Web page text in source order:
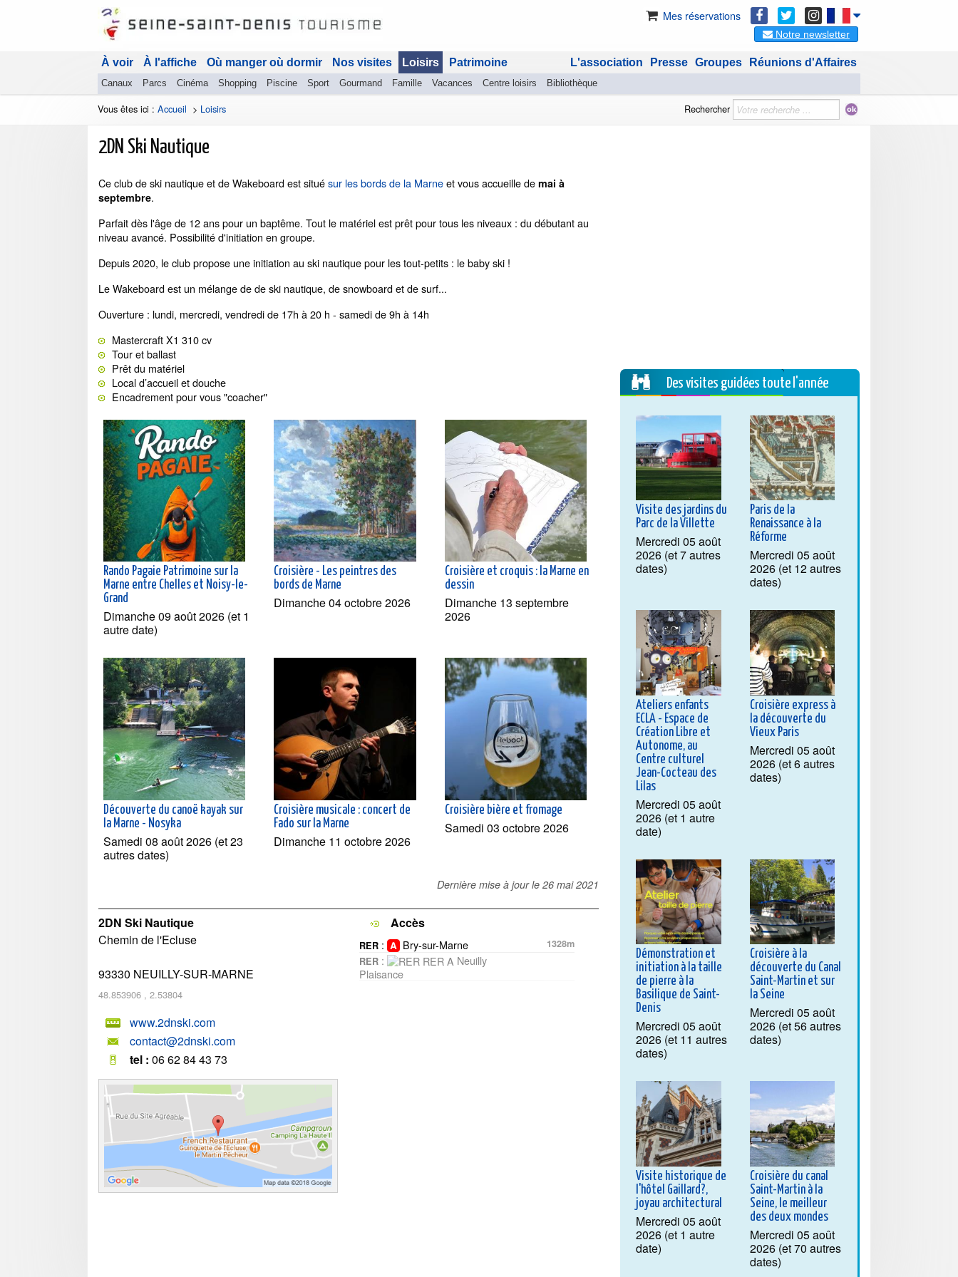
Mes réservations
Notre newsletter
À voir À l'affiche Où manger où dormir Nos visites Loisirs
Canaux Parcs Cinéma Shopping Piscine Sport Gourmand Famille Vacances Centre loisirs Bibliothèque
Patrimoine Réunions d'Affaires
Groupes
Presse
L'association
Vous êtes ici : Accueil > Loisirs Rechercher
2DN Ski Nautique
Ce club de ski nautique et de Wakeboard est situésur les bords de la Marneet vous accueille de mai à
septembre.
Parfait dès l'âge de 12 ans pour un baptême. Tout le matériel est prêt pour tous les niveaux : du débutant au
niveau avancé. Possibilité d'initiation en groupe.
Depuis 2020, le club propose une initiation au ski nautique pour les tout-petits : le baby ski !
Le Wakeboard est un mélange de de ski nautique, de snowboard et de surf...
Ouverture : lundi, mercredi, vendredi de 17h à 20 h - samedi de 9h à 14h
Mastercraft X1 310 cv
Tour et ballast
Prêt du matériel
Local d’accueil et douche
Encadrement pour vous "coacher"
Rando Pagaie Patrimoine sur la
Marne entre Chelles et Noisy-le-
Grand
Dimanche 09 août 2026 (et 1
autre date)
Croisière - Les peintres des
bords de Marne
Dimanche 04 octobre 2026
Croisière et croquis : la Marne en
dessin
Dimanche 13 septembre
2026
Découverte du canoë kayak sur
la Marne - Nosyka
Samedi 08 août 2026 (et 23
autres dates)
Croisière musicale : concert de
Fado sur la Marne
Dimanche 11 octobre 2026
Croisière bière et fromage
Samedi 03 octobre 2026
Dernière mise à jour le 26 mai 2021
2DN Ski Nautique
Chemin de l'Ecluse
93330 NEUILLY-SUR-MARNE
48.853906 , 2.53804
www.2dnski.com
contact@2dnski.com
tel : 06 62 84 43 73
Accès
RER : Bry-sur-Marne
1328m
RER :
Neuilly
Plaisance
Des visites guidées toute l'année
Visite des jardins du
Parc de la Villette
Mercredi 05 août
2026 (et 7 autres
dates)
Paris de la
Renaissance à la
Réforme
Mercredi 05 août
2026 (et 12 autres
dates)
Ateliers enfants
ECLA - Espace de
Création Libre et
Autonome, au
Centre culturel
Jean-Cocteau des
Lilas
Mercredi 05 août
2026 (et 1 autre
date)
Croisière express à
la découverte du
Vieux Paris
Mercredi 05 août
2026 (et 6 autres
dates)
Démonstration et
initiation à la taille
de pierre à la
Basilique de Saint-
Denis
Mercredi 05 août
2026 (et 11 autres
dates)
Croisière à la
découverte du Canal
Saint-Martin et sur
la Seine
Mercredi 05 août
2026 (et 56 autres
dates)
Visite historique de
l'hôtel Gaillard?,
joyau architectural
Mercredi 05 août
2026 (et 1 autre
date)
Croisière du canal
Saint-Martin à la
Seine, le meilleur
des deux mondes
Mercredi 05 août
2026 (et 70 autres
dates)